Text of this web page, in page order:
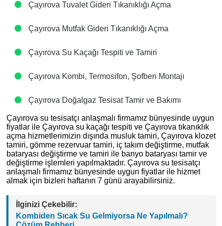
Çayırova Tuvalet Gideri Tıkanıklığı Açma
Çayırova Mutfak Gideri Tıkanıklığı Açma
Çayırova Su Kaçağı Tespiti ve Tamiri
Çayırova Kombi, Termosifon, Şofben Montajı
Çayırova Doğalgaz Tesisat Tamir ve Bakımı
Çayırova su tesisatçı anlaşmalı firmamız bünyesinde uygun
fiyatlar ile Çayırova su kaçağı tespiti ve Çayırova tıkanıklık
açma hizmetlerimizin dışında musluk tamiri, Çayırova klozet
tamiri, gömme rezervuar tamiri, iç takım değiştirme, mutfak
bataryası değiştirme ve tamiri ile banyo bataryası tamir ve
değiştirme işlemleri yapılmaktadır. Çayırova su tesisatçı
anlaşmalı firmamız bünyesinde uygun fiyatlar ile hizmet
almak için bizleri haftanın 7 günü arayabilirsiniz.
İlginizi Çekebilir:
Kombiden Sıcak Su Gelmiyorsa Ne Yapılmalı?